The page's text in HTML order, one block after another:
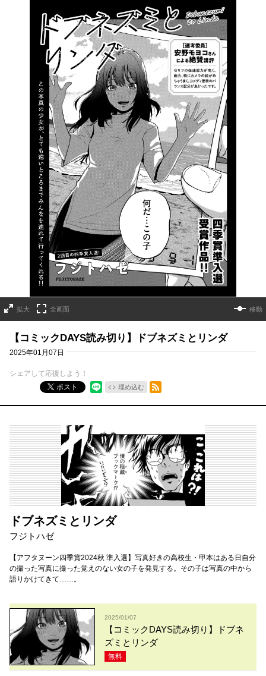
拡大 全画面 移動
【コミックDAYS読み切り】ドブネズミとリンダ
2025年01月07日
シェアして応援しよう！
ポスト
埋め込む
RSSフィード
ドブネズミとリンダ
フジトハゼ
【アフタヌーン四季賞2024秋 準入選】写真好きの高校生・甲本はある日自分
の撮った写真に撮った覚えのない女の子を発見する。その子は写真の中から
語りかけてきて……。
2025/01/07
【コミックDAYS読み切り】ドブネ
ズミとリンダ
無料